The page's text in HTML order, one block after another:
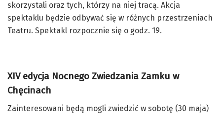
skorzystali oraz tych, którzy na niej tracą. Akcja
spektaklu będzie odbywać się w różnych przestrzeniach
Teatru. Spektakl rozpocznie się o godz. 19.
XIV edycja Nocnego Zwiedzania Zamku w
Chęcinach
Zainteresowani będą mogli zwiedzić w sobotę (30 maja)